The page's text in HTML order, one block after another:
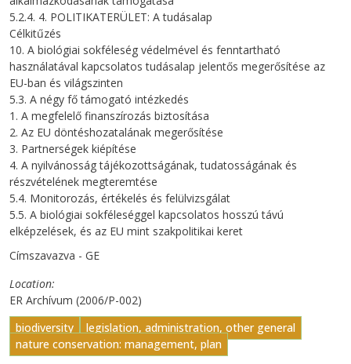
5.2.4. 4. POLITIKATERÜLET: A tudásalap
Célkitűzés
10. A biológiai sokféleség védelmével és fenntartható
használatával kapcsolatos tudásalap jelentős megerősítése az
EU-ban és világszinten
5.3. A négy fő támogató intézkedés
1. A megfelelő finanszírozás biztosítása
2. Az EU döntéshozatalának megerősítése
3. Partnerségek kiépítése
4. A nyilvánosság tájékozottságának, tudatosságának és
részvételének megteremtése
5.4. Monitorozás, értékelés és felülvizsgálat
5.5. A biológiai sokféleséggel kapcsolatos hosszú távú
elképzelések, és az EU mint szakpolitikai keret
Címszavazva - GE
Location
ER Archívum (2006/P-002)
biodiversity
legislation, administration, other general
nature conservation: management, plan